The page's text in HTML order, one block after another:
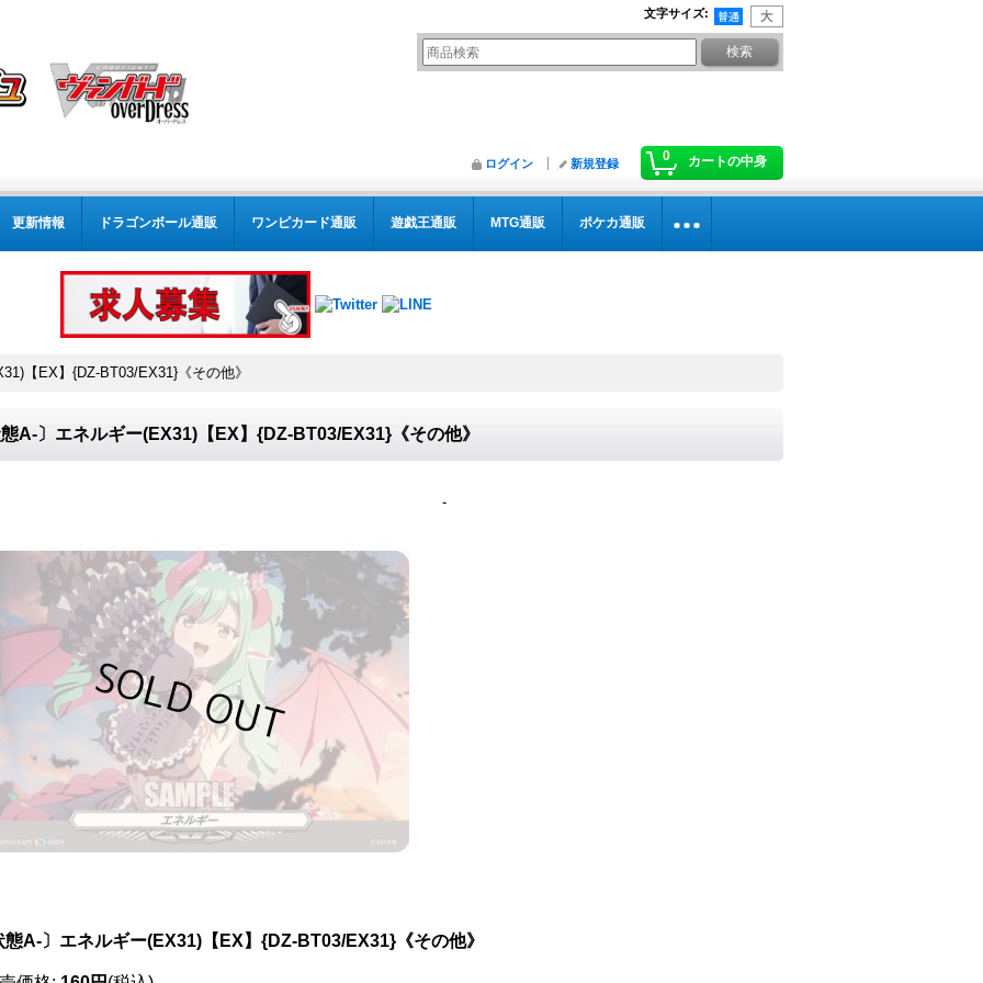
文字サイズ:
0 カートの中身
ログイン 新規登録
更新情報 ドラゴンボール通販 ワンピカード通販 遊戯王通販 MTG通販 ポケカ通販
【EX】{DZ-BT03/EX31}《その他》
A-〕エネルギー(EX31)【EX】{DZ-BT03/EX31}《その他》
-
態A-〕エネルギー(EX31)【EX】{DZ-BT03/EX31}《その他》